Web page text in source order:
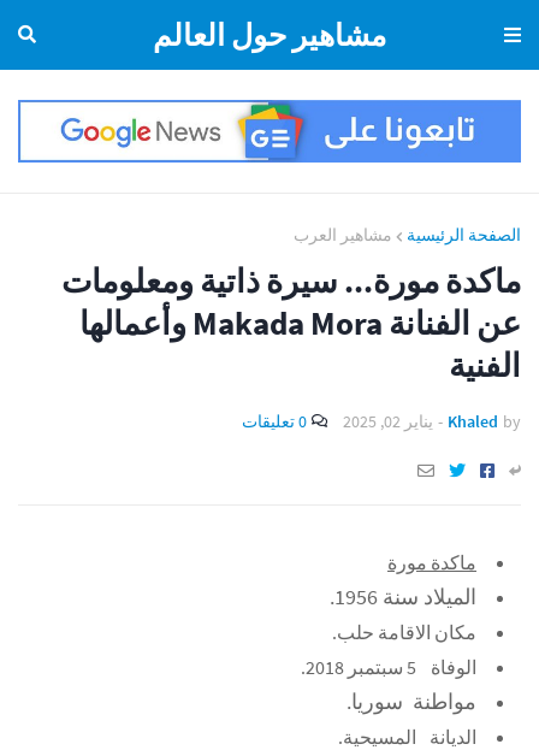
مشاهير حول العالم
الصفحة الرئيسية مشاهير العرب
ماكدة مورة... سيرة ذاتية ومعلومات
عن الفنانة Makada Mora وأعمالها
الفنية
by
Khaled
- يناير 02, 2025 0 تعليقات
ماكدة مورة
الميلاد سنة 1956.
مكان الاقامة حلب.
الوفاة
5 سبتمبر 2018.
مواطنة سوريا.
الديانة المسيحية.